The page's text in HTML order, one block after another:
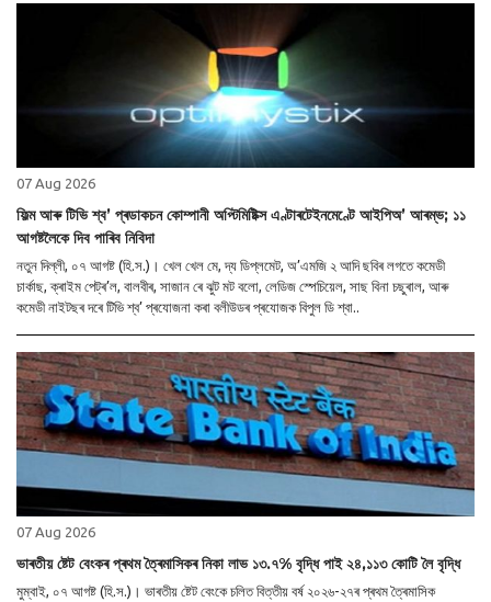
07 Aug 2026
ফিল্ম আৰু টিভি শ্ব’ প্ৰডাকচন কোম্পানী অপ্টিমিষ্টিক্স এণ্টাৰটেইনমেণ্টে আইপিঅ’ আৰম্ভ; ১১
আগষ্টলৈকে দিব পাৰিব নিবিদা
নতুন দিল্লী, ০৭ আগষ্ট (হি.স.)। খেল খেল মে, দ্য ডিপ্লমেট, অ’এমজি ২ আদি ছবিৰ লগতে কমেডী
চাৰ্কাছ, ক্ৰাইম পেট্ৰ’ল, বালবীৰ, সাজান ৰে ঝুট মট বলো, লেডিজ স্পেচিয়েল, সাছ বিনা চছুৰাল, আৰু
কমেডী নাইটছৰ দৰে টিভি শ্ব’ প্ৰযোজনা কৰা বলীউডৰ প্ৰযোজক বিপুল ডি শ্বা..
07 Aug 2026
ভাৰতীয় ষ্টেট বেংকৰ প্ৰথম ত্ৰৈমাসিকৰ নিকা লাভ ১৩.৭% বৃদ্ধি পাই ২৪,১১৩ কোটি লৈ বৃদ্ধি
মুম্বাই, ০৭ আগষ্ট (হি.স.)। ভাৰতীয় ষ্টেট বেংকে চলিত বিত্তীয় বৰ্ষ ২০২৬-২৭ৰ প্ৰথম ত্ৰৈমাসিক